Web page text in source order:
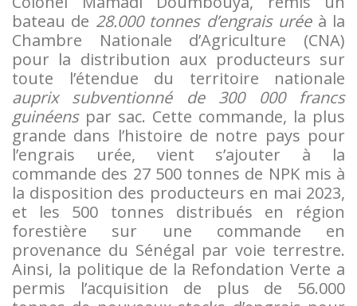
bateau de 28.000 tonnes d’engrais uréeà la
Chambre Nationale d’Agriculture (CNA)
pour la distribution aux producteurs sur
toute l’étendue du territoire nationale
auprix subventionné de 300 000 francs
guinéenspar sac. Cette commande, la plus
grande dans l’histoire de notre pays pour
l’engrais urée, vient s’ajouter à la
commande des 27 500 tonnes de NPK mis à
la disposition des producteurs en mai 2023,
et les 500 tonnes distribués en région
forestière sur une commande en
provenance du Sénégal par voie terrestre.
Ainsi, la politique de la Refondation Verte a
permis l’acquisition de plus de 56.000